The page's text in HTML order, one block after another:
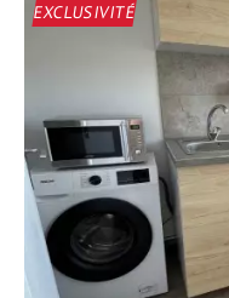
EXCLUSIVITÉ